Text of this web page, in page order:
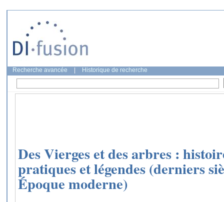
Recherche avancée Historique de recherche
Des Vierges et des arbres :
pratiques et légendes (derniers
Époque moderne)